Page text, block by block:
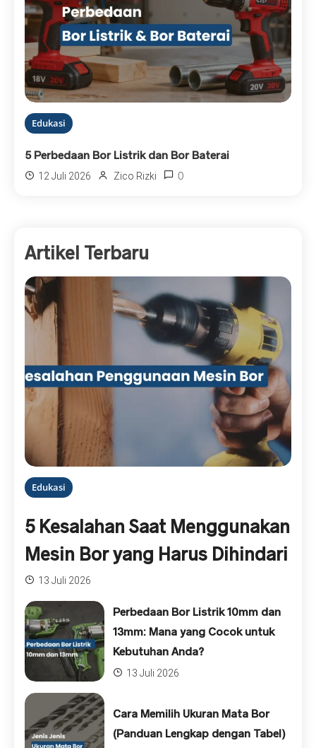
Edukasi
5 Perbedaan Bor Listrik dan Bor Baterai
12 Juli 2026 Zico Rizki 0
Artikel Terbaru
Edukasi
5 Kesalahan Saat Menggunakan
Mesin Bor yang Harus Dihindari
13 Juli 2026
Perbedaan Bor Listrik 10mm dan
13mm: Mana yang Cocok untuk
Kebutuhan Anda?
13 Juli 2026
Cara Memilih Ukuran Mata Bor
(Panduan Lengkap dengan Tabel)